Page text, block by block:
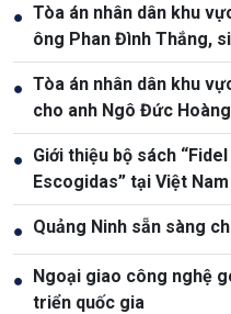
● Tòa án nhân dân khu
ông Phan Đình Thắng,
● Tòa án nhân dân khu
cho anh Ngô Đức
● Giới thiệu bộ sách
Escogidas” tại Việt
sinh Fidel Castro
● Quảng Ninh sẵn sàng
● Ngoại giao công nghệ
triển quốc gia